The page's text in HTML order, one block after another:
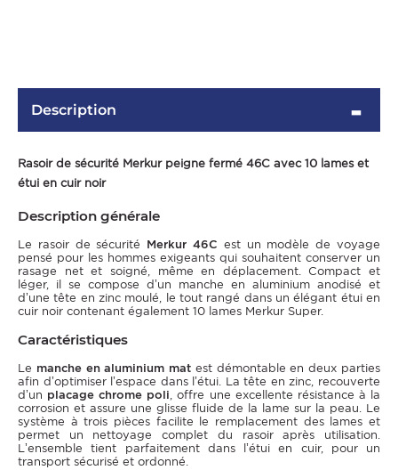
Description
Rasoir de sécurité Merkur peigne fermé 46C avec 10 lames et
étui en cuir noir
Description générale
Le rasoir de sécurité Merkur 46C est un modèle de voyage
pensé pour les hommes exigeants qui souhaitent conserver un
rasage net et soigné, même en déplacement. Compact et
léger, il se compose d’un manche en aluminium anodisé et
d’une tête en zinc moulé, le tout rangé dans un élégant étui en
cuir noir contenant également 10 lames Merkur Super.
Caractéristiques
Le manche en aluminium mat est démontable en deux parties
afin d’optimiser l’espace dans l’étui. La tête en zinc, recouverte
d’un placage chrome poli, offre une excellente résistance à la
corrosion et assure une glisse fluide de la lame sur la peau. Le
système à trois pièces facilite le remplacement des lames et
permet un nettoyage complet du rasoir après utilisation.
L’ensemble tient parfaitement dans l’étui en cuir, pour un
transport sécurisé et ordonné.